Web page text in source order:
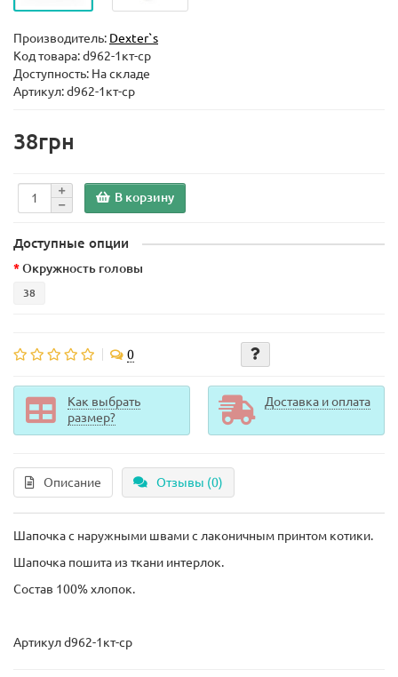
Производитель: Dexter`s
Код товара:d962-1кт-ср
Доступность: На складе
Артикул: d962-1кт-ср
38грн
В корзину
Доступные опции
Окружность головы
38
0
Как выбрать
размер?
Доставка и оплата
Описание Отзывы (0)
Шапочка с наружными швами с лаконичным принтом котики.
Шапочка пошита из ткани интерлок.
Состав 100% хлопок.
Артикул d962-1кт-ср